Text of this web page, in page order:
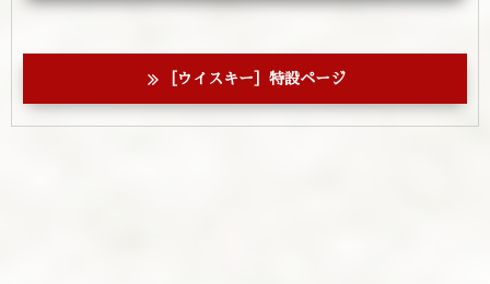
［ウイスキー］特設ページ